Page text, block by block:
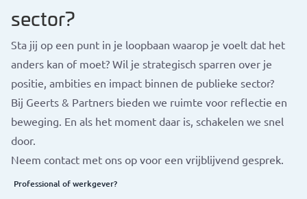
sector?
Sta jij op een punt in je loopbaan waarop je voelt dat het
anders kan of moet? Wil je strategisch sparren over je
positie, ambities en impact binnen de publieke sector?
Bij Geerts & Partners bieden we ruimte voor reflectie en
beweging. En als het moment daar is, schakelen we snel
door.
Neem contact met ons op voor een vrijblijvend gesprek.
Professional of werkgever?